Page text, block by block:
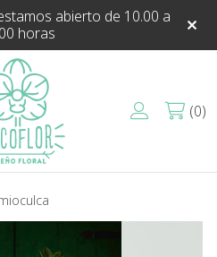
abierto de 10.00 a
horas
0